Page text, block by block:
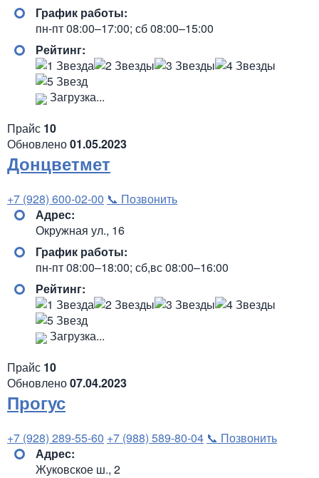
График работы:
пн-пт 08:00–17:00; сб 08:00–15:00
Рейтинг:
Загрузка...
Прайс 10
Обновлено01.05.2023
Донцветмет
+7 (928) 600-02-00 📞 Позвонить
Адрес:
Окружная ул., 16
График работы:
пн-пт 08:00–18:00; сб,вс 08:00–16:00
Рейтинг:
Загрузка...
Прайс 10
Обновлено07.04.2023
Прогус
+7 (928) 289-55-60 +7 (988) 589-80-04 📞 Позвонить
Адрес:
Жуковское ш., 2